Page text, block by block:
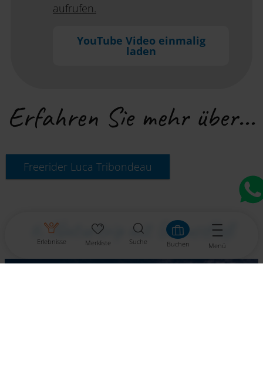
Erlebnisse Merkliste Suche Buchen Menü
aufrufen.
YouTube Video einmalig
laden
Erfahren Sie mehr über...
Freerider Luca Tribondeau
6. Naturtrip mit Genussfloß